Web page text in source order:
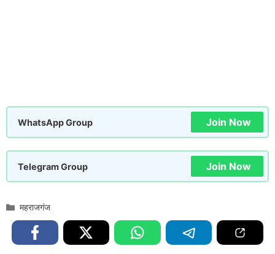
WhatsApp Group Join Now
Telegram Group Join Now
Categories
महराजगंज